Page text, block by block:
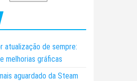
atualização de sempre:
melhorias gráficas
aguardado da Steam